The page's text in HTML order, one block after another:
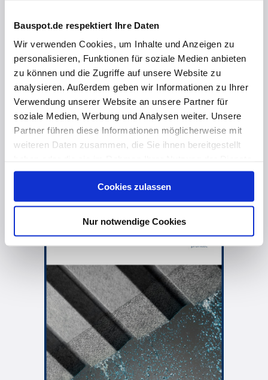
Bauspot.de respektiert Ihre Daten
Wir verwenden Cookies, um Inhalte und Anzeigen zu
personalisieren, Funktionen für soziale Medien anbieten
zu können und die Zugriffe auf unsere Website zu
analysieren. Außerdem geben wir Informationen zu Ihrer
Verwendung unserer Website an unsere Partner für
soziale Medien, Werbung und Analysen weiter. Unsere
Partner führen diese Informationen möglicherweise mit
weiteren Daten zusammen, die Sie ihnen bereitgestellt
gesammelt haben. Hier finden Sie Informationen zum
und unserImpressum.
Cookies zulassen
Nur notwendige Cookies
💧 Antitropf-Vliesbeschichtung: Effektiver Schutz vor Kondenswasser